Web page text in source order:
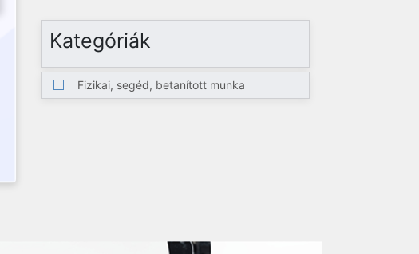
Kategóriák
Fizikai, segéd, betanított munka